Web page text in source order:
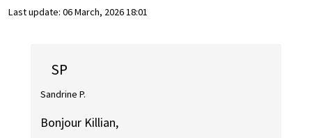
Last update: 06 March, 2026 18:01
SP
Sandrine P.
Bonjour Killian,